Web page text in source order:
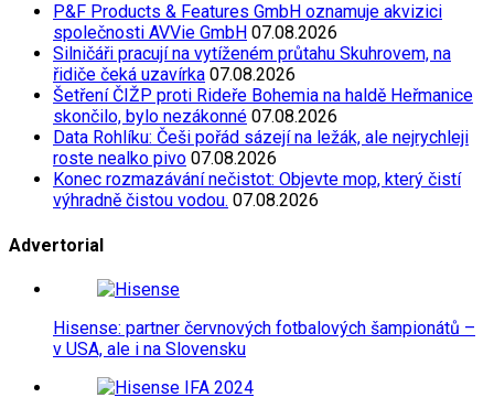
P&F Products & Features GmbH oznamuje akvizici
společnosti AVVie GmbH 07.08.2026
Silničáři pracují na vytíženém průtahu Skuhrovem, na
řidiče čeká uzavírka 07.08.2026
Šetření ČIŽP proti Rideře Bohemia na haldě Heřmanice
skončilo, bylo nezákonné 07.08.2026
Data Rohlíku: Češi pořád sázejí na ležák, ale nejrychleji
roste nealko pivo 07.08.2026
Konec rozmazávání nečistot: Objevte mop, který čistí
výhradně čistou vodou. 07.08.2026
Advertorial
Hisense: partner červnových fotbalových šampionátů –
v USA, ale i na Slovensku